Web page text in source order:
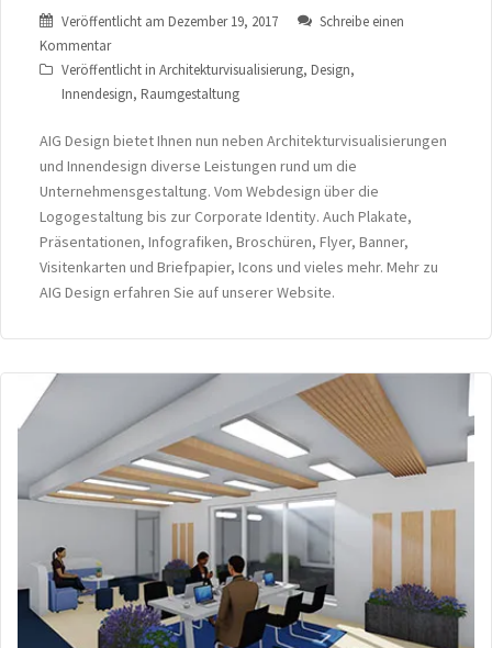
Veröffentlicht am Dezember 19, 2017
Schreibe einen
Kommentar
Veröffentlicht in Architekturvisualisierung, Design,
Innendesign, Raumgestaltung
AIG Design bietet Ihnen nun neben Architekturvisualisierungen
und Innendesign diverse Leistungen rund um die
Unternehmensgestaltung. Vom Webdesign über die
Logogestaltung bis zur Corporate Identity. Auch Plakate,
Präsentationen, Infografiken, Broschüren, Flyer, Banner,
Visitenkarten und Briefpapier, Icons und vieles mehr. Mehr zu
AIG Design erfahren Sie auf unserer Website.